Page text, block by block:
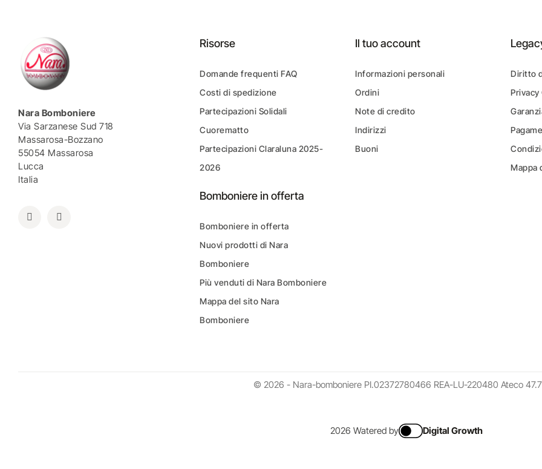
Nara Bomboniere
Via Sarzanese Sud 718
Massarosa-Bozzano
55054 Massarosa
Lucca
Italia
Risorse
Domande frequenti FAQ
Costi di spedizione
Partecipazioni Solidali
Cuorematto
Partecipazioni Claraluna 2025-
2026
Bomboniere in offerta
Bomboniere in offerta
Nuovi prodotti di Nara
Bomboniere
Più venduti di Nara Bomboniere
Mappa del sito Nara
Bomboniere
Il tuo account
Informazioni personali
Ordini
Note di credito
Indirizzi
Buoni
Diritto
Privacy
Mappa
© 2026 - Nara-bomboniere PI.02372780466 REA-LU-220480 Ateco
2026 Watered by Digital Growth